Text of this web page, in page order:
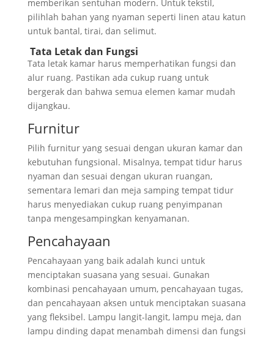
memberikan sentuhan modern. Untuk tekstil,
pilihlah bahan yang nyaman seperti linen atau katun
untuk bantal, tirai, dan selimut.
Tata Letak dan Fungsi
Tata letak kamar harus memperhatikan fungsi dan
alur ruang. Pastikan ada cukup ruang untuk
bergerak dan bahwa semua elemen kamar mudah
dijangkau.
Furnitur
Pilih furnitur yang sesuai dengan ukuran kamar dan
kebutuhan fungsional. Misalnya, tempat tidur harus
nyaman dan sesuai dengan ukuran ruangan,
sementara lemari dan meja samping tempat tidur
harus menyediakan cukup ruang penyimpanan
tanpa mengesampingkan kenyamanan.
Pencahayaan
Pencahayaan yang baik adalah kunci untuk
menciptakan suasana yang sesuai. Gunakan
kombinasi pencahayaan umum, pencahayaan tugas,
dan pencahayaan aksen untuk menciptakan suasana
yang fleksibel. Lampu langit-langit, lampu meja, dan
lampu dinding dapat menambah dimensi dan fungsi